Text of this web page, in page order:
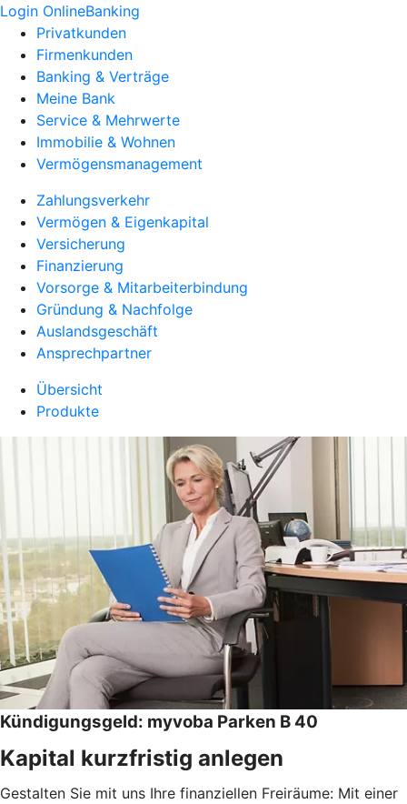
Login OnlineBanking
Privatkunden
Firmenkunden
Banking & Verträge
Meine Bank
Service & Mehrwerte
Immobilie & Wohnen
Vermögensmanagement
Zahlungsverkehr
Vermögen & Eigenkapital
Versicherung
Finanzierung
Vorsorge & Mitarbeiterbindung
Gründung & Nachfolge
Auslandsgeschäft
Ansprechpartner
Übersicht
Produkte
Kündigungsgeld: myvoba Parken B 40
Kapital kurzfristig anlegen
Gestalten Sie mit uns Ihre finanziellen Freiräume: Mit einer